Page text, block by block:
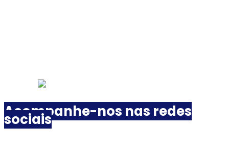
Acompanhe-nos nas redes
sociais